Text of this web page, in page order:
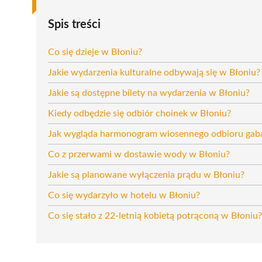
Spis treści
Co się dzieje w Błoniu?
Jakie wydarzenia kulturalne odbywają się w Błoniu?
Jakie są dostępne bilety na wydarzenia w Błoniu?
Kiedy odbędzie się odbiór choinek w Błoniu?
Jak wygląda harmonogram wiosennego odbioru
Co z przerwami w dostawie wody w Błoniu?
Jakie są planowane wyłączenia prądu w Błoniu?
Co się wydarzyło w hotelu w Błoniu?
Co się stało z 22-letnią kobietą potrąconą w Błoniu?